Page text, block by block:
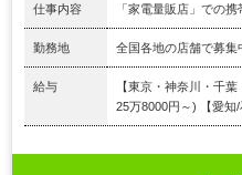
仕事内容 「家電量販店」での
勤務地 全国各地の店舗で募集
給与
【東京・神奈川・千
25万8000円～) 【愛知/